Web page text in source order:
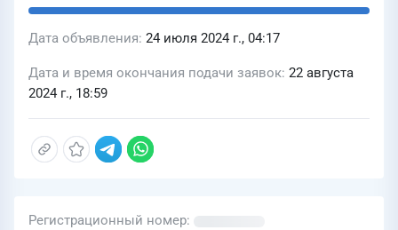
Дата объявления 24 июля 2024 г., 04:17
Дата и время окончания подачи заявок 22 августа
2024 г., 18:59
Регистрационный номер